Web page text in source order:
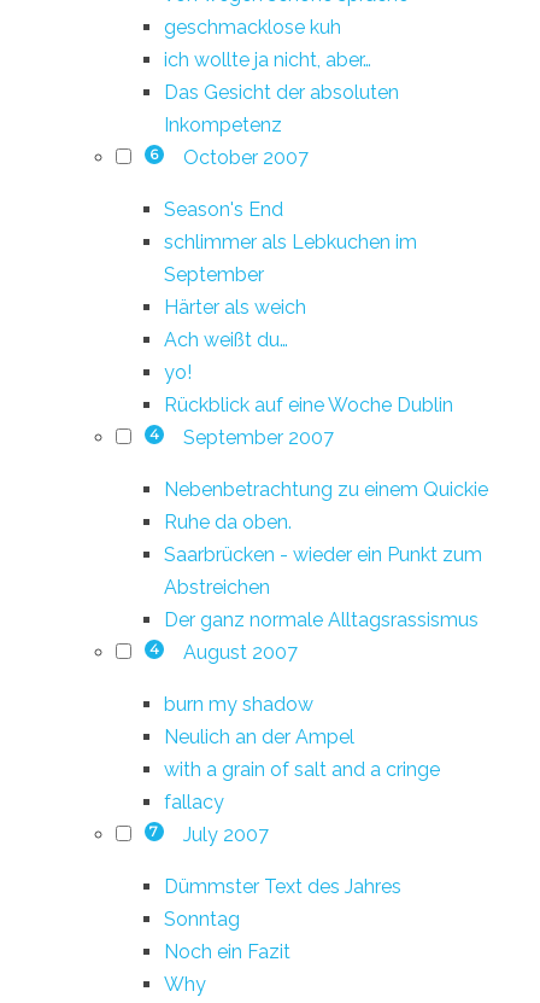
geschmacklose kuh
ich wollte ja nicht, aber…
Das Gesicht der absoluten
Inkompetenz
6 October 2007
Season's End
schlimmer als Lebkuchen im
September
Härter als weich
Ach weißt du…
yo!
Rückblick auf eine Woche Dublin
4 September 2007
Nebenbetrachtung zu einem Quickie
Ruhe da oben.
Saarbrücken - wieder ein Punkt zum
Abstreichen
Der ganz normale Alltagsrassismus
4 August 2007
burn my shadow
Neulich an der Ampel
with a grain of salt and a cringe
fallacy
7 July 2007
Dümmster Text des Jahres
Sonntag
Noch ein Fazit
Why